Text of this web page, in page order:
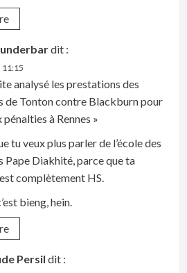
dit :
11:15
analysé les prestations des
de Tonton contre Blackburn pour
à Rennes »
tu veux plus parler de l’école des
Pape Diakhité, parce que ta
complètement HS.
bieng, hein.
Persil dit :